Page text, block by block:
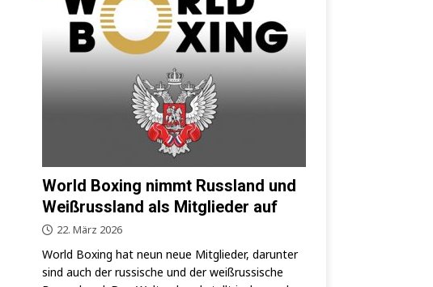
World Boxing nimmt Russland und
Weißrussland als Mitglieder auf
22. März 2026
World Boxing hat neun neue Mit­glie­der, dar­un­ter
sind auch der rus­si­sche und der weiß­rus­si­sche